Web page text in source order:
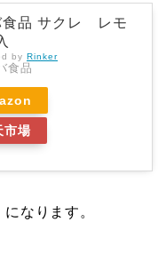
食品 サクレ レモ
by Rinker
食品
市場
なります。